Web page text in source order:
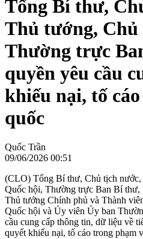
Tổng Bí thư,
Thủ tướng, Chủ
Thường trực
quyền yêu cầu
khiếu nại, tố
quốc
Quốc Trần
09/06/2026 00:51
(CLO) Tổng Bí thư, Chủ tịch
Quốc hội, Thường trực Ban Bí thư,
Thủ tướng Chính phủ và Thành
Quốc hội và Ủy viên Ủy ban
cầu cung cấp thông tin, dữ liệu về
quyết khiếu nại, tố cáo trong phạm